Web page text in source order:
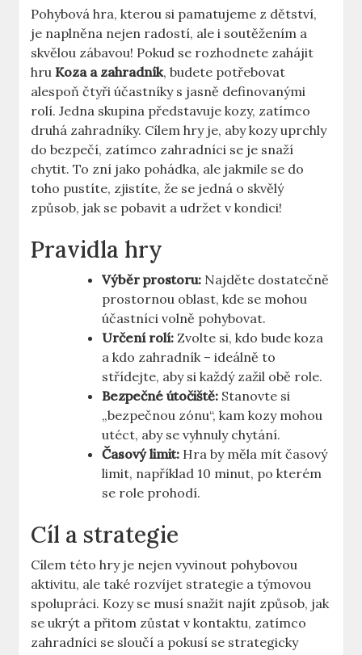
Pohybová hra, kterou si pamatujeme z dětství,
je naplněna nejen radostí, ale i soutěžením a
skvělou zábavou! Pokud se rozhodnete zahájit
hruKoza a zahradník, budete potřebovat
alespoň čtyři účastníky s jasně definovanými
rolí. Jedna skupina představuje kozy, zatímco
druhá zahradníky. Cílem hry je, aby kozy uprchly
do bezpečí, zatímco zahradníci se je snaží
chytit. To zní jako pohádka, ale jakmile se do
toho pustíte, zjistíte, že se jedná o skvělý
způsob, jak se pobavit a udržet v kondici!
Pravidla hry
Výběr prostoru: Najděte dostatečně
prostornou oblast, kde se mohou
účastníci volně pohybovat.
Určení rolí: Zvolte si, kdo bude koza
a kdo zahradník – ideálně to
střídejte, aby si každý zažil obě role.
Bezpečné útočiště: Stanovte si
„bezpečnou zónu“, kam kozy mohou
utéct, aby se vyhnuly chytání.
Časový limit: Hra by měla mít časový
limit, například 10 minut, po kterém
se role prohodí.
Cíl a strategie
Cílem této hry je nejen vyvinout pohybovou
aktivitu, ale také rozvíjet strategie a týmovou
spolupráci. Kozy se musí snažit najít způsob, jak
se ukrýt a přitom zůstat v kontaktu, zatímco
zahradníci se sloučí a pokusí se strategicky